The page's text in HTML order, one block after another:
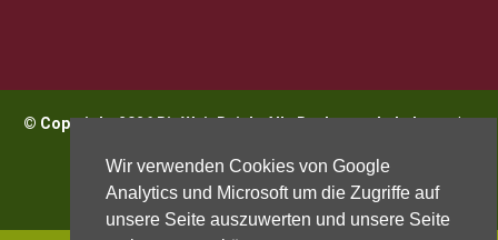
Wir verwenden Cookies von Google
Analytics und Microsoft um die Zugriffe auf
unsere Seite auszuwerten und unsere Seite
© Copyright 2026 BioWeinReich. Alle Rechte vorbehalten |